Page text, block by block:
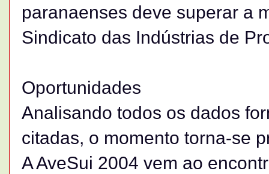
paranaenses deve superar a
Sindicato das Indústrias de
Oportunidades
Analisando todos os dados
citadas, o momento torna-se
A AveSui 2004 vem ao